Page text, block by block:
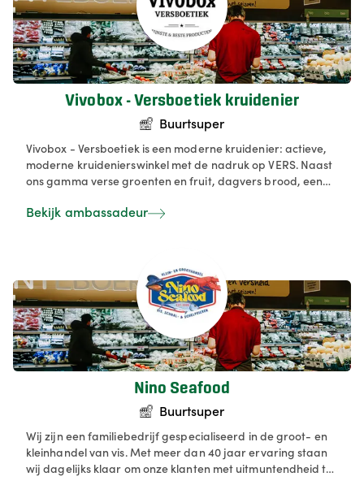
Vivobox - Versboetiek kruidenier
Buurtsuper
Vivobox - Versboetiek is een moderne kruidenier: actieve,
moderne kruidenierswinkel met de nadruk op VERS. Naast
ons gamma verse groenten en fruit, dagvers brood, een
traiteur activiteit zo veel mogelijk zelf op ambachtelijke
Bekijk ambassadeur
Nino Seafood
Buurtsuper
Wij zijn een familiebedrijf gespecialiseerd in de groot- en
kleinhandel van vis. Met meer dan 40 jaar ervaring staan
wij dagelijks klaar om onze klanten met uitmuntendheid te